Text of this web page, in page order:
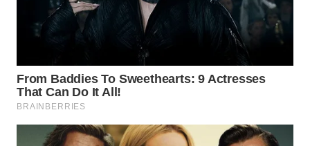
WAHANANEWS
ID
CO ID
WAHANANEWS
NET